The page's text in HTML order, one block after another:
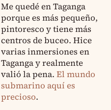
Me quedé en Taganga
porque es más pequeño,
pintoresco y tiene más
centros de buceo. Hice
varias inmersiones en
Taganga y realmente
valió la pena. El mundo
submarino aquí es
precioso.